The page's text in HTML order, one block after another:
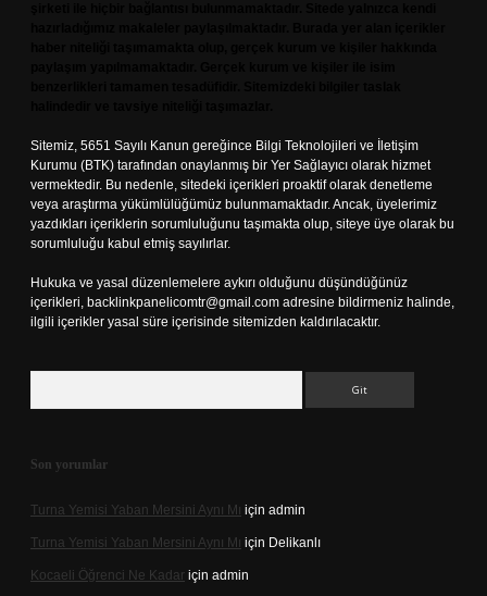
Sitemiz, 5651 Sayılı Kanun gereğince Bilgi Teknolojileri ve İletişim
Kurumu (BTK) tarafından onaylanmış bir Yer Sağlayıcı olarak hizmet
vermektedir. Bu nedenle, sitedeki içerikleri proaktif olarak denetleme
veya araştırma yükümlülüğümüz bulunmamaktadır. Ancak, üyelerimiz
yazdıkları içeriklerin sorumluluğunu taşımakta olup, siteye üye olarak bu
sorumluluğu kabul etmiş sayılırlar.
Hukuka ve yasal düzenlemelere aykırı olduğunu düşündüğünüz
içerikleri, backlinkpanelicomtr@gmail.com adresine bildirmeniz halinde,
ilgili içerikler yasal süre içerisinde sitemizden kaldırılacaktır.
Son yorumlar
Turna Yemisi Yaban Mersini Aynı Mı için admin
Turna Yemisi Yaban Mersini Aynı Mı için Delikanlı
Kocaeli Öğrenci Ne Kadar için admin